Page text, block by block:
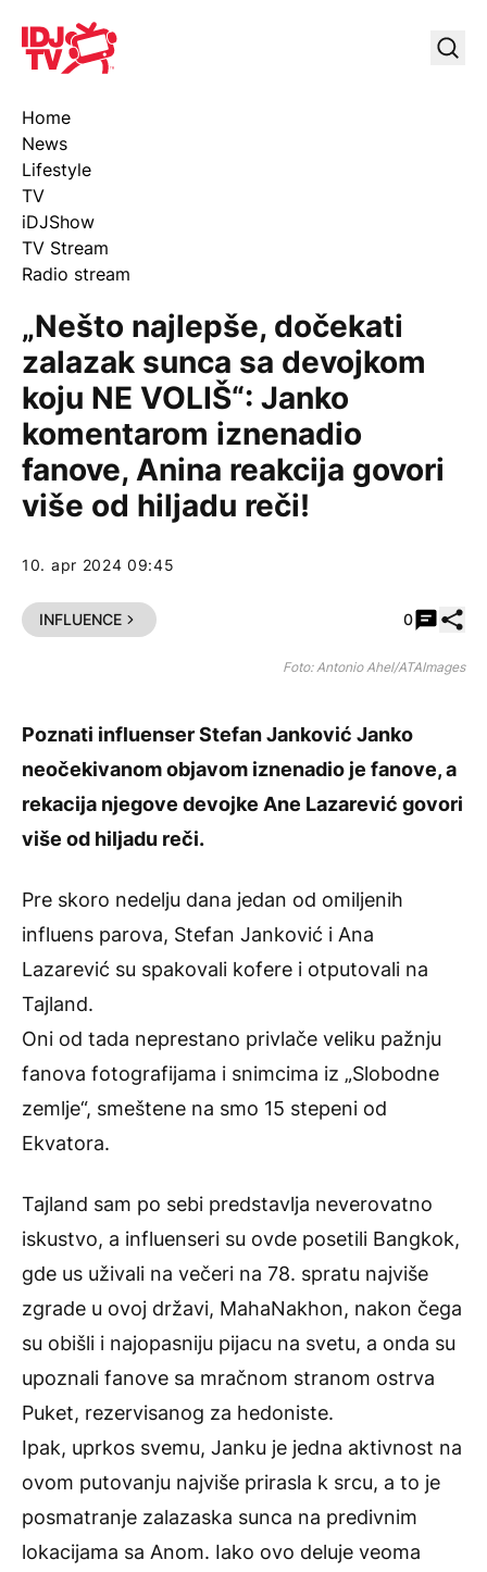
IDJ TV
Home
News
Lifestyle
TV
iDJShow
TV Stream
Radio stream
„Nešto najlepše, dočekati
zalazak sunca sa devojkom
koju NE VOLIŠ“: Janko
komentarom iznenadio
fanove, Anina reakcija govori
više od hiljadu reči!
10. apr 2024 09:45
INFLUENCE 0
Foto: Antonio Ahel/ATAImages
Poznati influenser Stefan Janković Janko
neočekivanom objavom iznenadio je fanove, a
rekacija njegove devojke Ane Lazarević govori
više od hiljadu reči.
Pre skoro nedelju dana jedan od omiljenih
influens parova, Stefan Janković i Ana
Lazarević su spakovali kofere i otputovali na
Tajland.
Oni od tada neprestano privlače veliku pažnju
fanova fotografijama i snimcima iz „Slobodne
zemlje“, smeštene na smo 15 stepeni od
Ekvatora.
Tajland sam po sebi predstavlja neverovatno
iskustvo, a influenseri su ovde posetili Bangkok,
gde us uživali na večeri na 78. spratu najviše
zgrade u ovoj državi, MahaNakhon, nakon čega
su obišli i najopasniju pijacu na svetu, a onda su
upoznali fanove sa mračnom stranom ostrva
Puket, rezervisanog za hedoniste.
Ipak, uprkos svemu, Janku je jedna aktivnost na
ovom putovanju najviše prirasla k srcu, a to je
posmatranje zalazaska sunca na predivnim
lokacijama sa Anom. Iako ovo deluje veoma